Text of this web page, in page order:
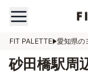
FIT PALETTE 愛知県の
砂田橋駅周